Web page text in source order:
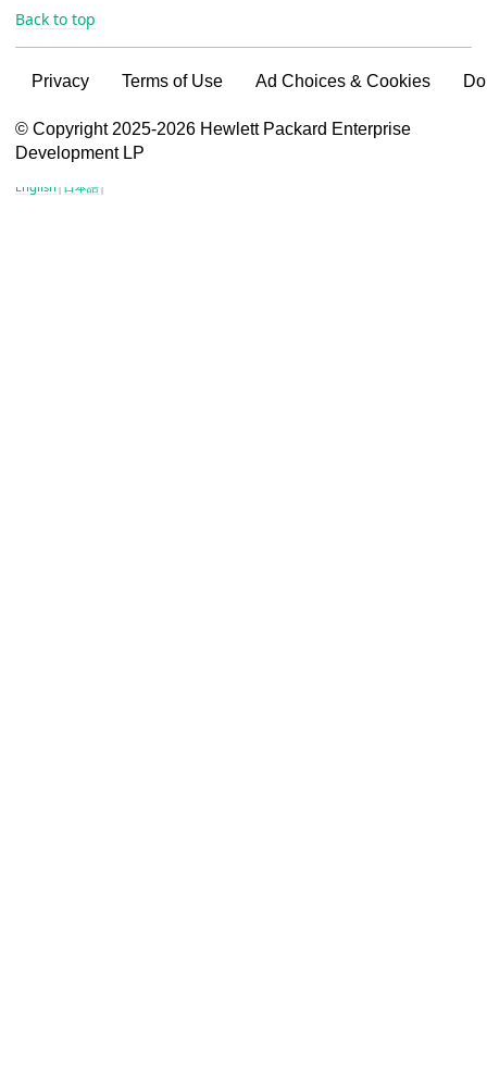
VSG content for HPE Employees
VSG content for HPE Partners
English | 日本語|
Back to top
Privacy Terms of Use Ad Choices & Cookies
© Copyright 2025-2026 Hewlett Packard Enterprise
Development LP